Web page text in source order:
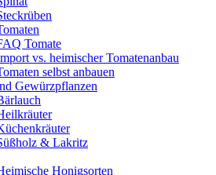
Tomate
vs. heimischer Tomatenanbau
selbst anbauen
Gewürzpflanzen
& Lakritz
Honigsorten